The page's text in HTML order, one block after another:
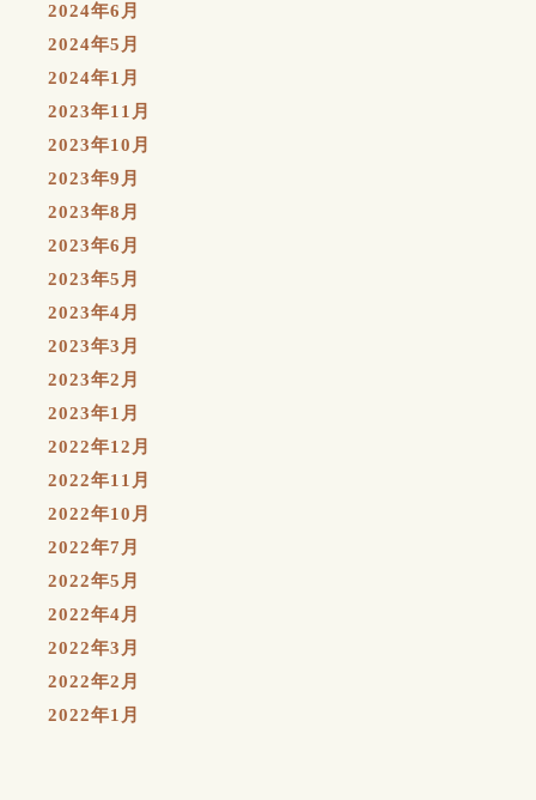
2024年6月
2024年5月
2024年1月
2023年11月
2023年10月
2023年9月
2023年8月
2023年6月
2023年5月
2023年4月
2023年3月
2023年2月
2023年1月
2022年12月
2022年11月
2022年10月
2022年7月
2022年5月
2022年4月
2022年3月
2022年2月
2022年1月